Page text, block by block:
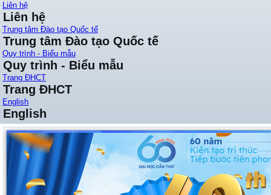
Liên hệ
Liên hệ
Trung tâm Đào tạo Quốc tế
Trung tâm Đào tạo Quốc tế
Quy trình - Biểu mẫu
Quy trình - Biểu mẫu
Trang ĐHCT
Trang ĐHCT
English
English